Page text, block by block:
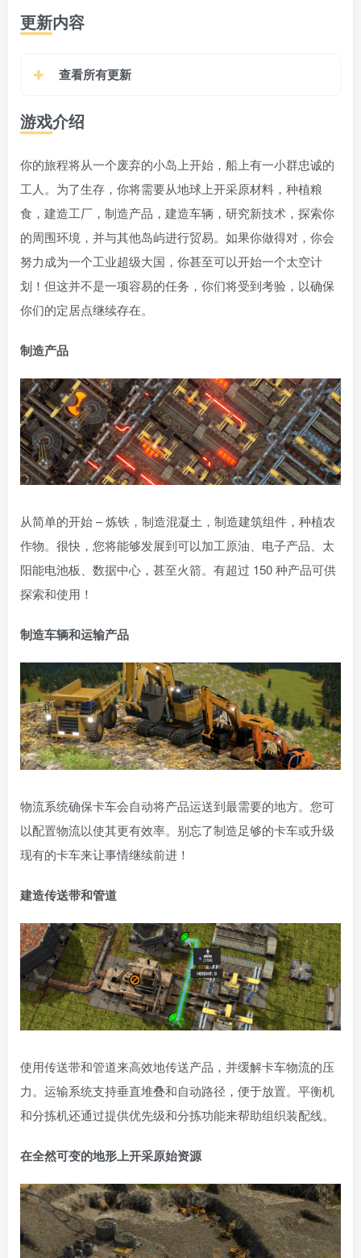
更新内容
查看所有更新
游戏介绍
你的旅程将从一个废弃的小岛上开始，船上有一小群忠诚的
工人。为了生存，你将需要从地球上开采原材料，种植粮
食，建造工厂，制造产品，建造车辆，研究新技术，探索你
的周围环境，并与其他岛屿进行贸易。如果你做得对，你会
努力成为一个工业超级大国，你甚至可以开始一个太空计
划！但这并不是一项容易的任务，你们将受到考验，以确保
你们的定居点继续存在。
制造产品
从简单的开始 – 炼铁，制造混凝土，制造建筑组件，种植农
作物。很快，您将能够发展到可以加工原油、电子产品、太
阳能电池板、数据中心，甚至火箭。有超过 150 种产品可供
探索和使用！
制造车辆和运输产品
物流系统确保卡车会自动将产品运送到最需要的地方。您可
以配置物流以使其更有效率。别忘了制造足够的卡车或升级
现有的卡车来让事情继续前进！
建造传送带和管道
使用传送带和管道来高效地传送产品，并缓解卡车物流的压
力。运输系统支持垂直堆叠和自动路径，便于放置。平衡机
和分拣机还通过提供优先级和分拣功能来帮助组织装配线。
在全然可变的地形上开采原始资源